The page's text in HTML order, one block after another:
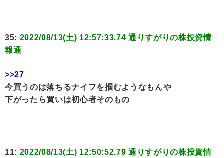
35: 2022/08/13(土) 12:57:33.74 通りすがりの株投資情
報通
>>27
今買うのは落ちるナイフを掴むようなもんや
下がったら買いは初心者そのもの
11: 2022/08/13(土) 12:50:52.79 通りすがりの株投資情